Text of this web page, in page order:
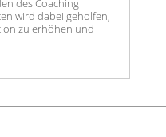
des Coaching
wird dabei geholfen,
zu erhöhen und